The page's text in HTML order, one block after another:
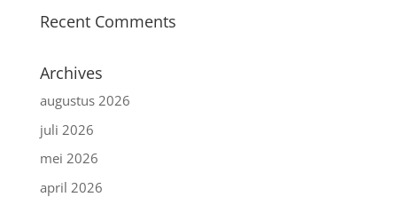
Recent Comments
Archives
augustus 2026
juli 2026
mei 2026
april 2026